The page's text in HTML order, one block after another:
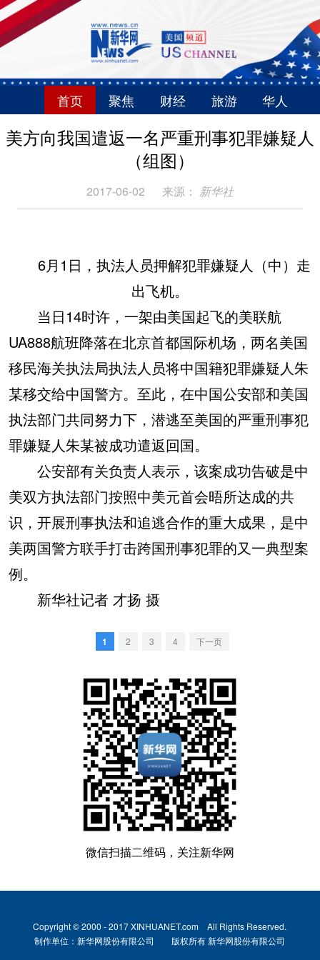
首页 聚焦 财经 旅游 华人
美方向我国遣返一名严重刑事犯罪嫌疑人
（组图）
2017-06-02 来源： 新华社
6月1日，执法人员押解犯罪嫌疑人（中）走
出飞机。
当日14时许，一架由美国起飞的美联航
UA888航班降落在北京首都国际机场，两名美国
移民海关执法局执法人员将中国籍犯罪嫌疑人朱
某移交给中国警方。至此，在中国公安部和美国
执法部门共同努力下，潜逃至美国的严重刑事犯
罪嫌疑人朱某被成功遣返回国。
公安部有关负责人表示，该案成功告破是中
美双方执法部门按照中美元首会晤所达成的共
识，开展刑事执法和追逃合作的重大成果，是中
美两国警方联手打击跨国刑事犯罪的又一典型案
例。
新华社记者 才扬 摄
1 2 3 4 下一页
微信扫描二维码，关注新华网
Copyright © 2000 - 2017 XINHUANET.com All Rights Reserved.
制作单位：新华网股份有限公司 版权所有 新华网股份有限公司